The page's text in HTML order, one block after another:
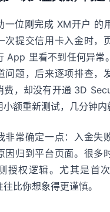
一位刚完成 XM开户 的
次提交信用卡入金时，
App 里看不到任何异常
问题，后来逐项排查，
费，却没有开通 3D
额重新测试，几分钟内
非常确定一点：入金失
因归到平台页面。很多
授权逻辑。尤其是首
比你想象得更谨慎。